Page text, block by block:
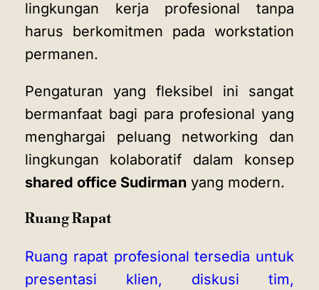
lingkungan kerja profesional tanpa
harus berkomitmen pada workstation
permanen.
Pengaturan yang fleksibel ini sangat
bermanfaat bagi para profesional yang
menghargai peluang networking dan
lingkungan kolaboratif dalam konsep
shared office Sudirman yang modern.
Ruang Rapat
Ruang rapat profesional tersedia untuk
presentasi klien, diskusi tim,